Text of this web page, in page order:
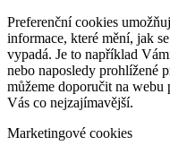
Preferenční cookies
informace, které mění, jak
vypadá. Je to například
nebo naposledy prohlížené
můžeme doporučit na
Vás co nejzajímavější.
Marketingové cookies